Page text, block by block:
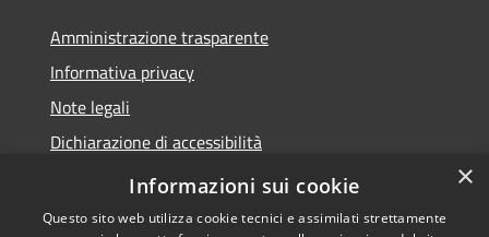
Amministrazione trasparente
Informativa privacy
Note legali
Dichiarazione di accessibilità
Statistiche Web
×
Informazioni sui cookie
Questo sito web utilizza cookie tecnici e assimilati strettamente